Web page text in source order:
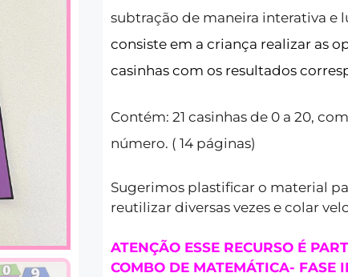
subtração de maneira interativa e
consiste em a criança realizar as
casinhas com os resultados
Contém: 21 casinhas de 0 a 20,
número. ( 14 páginas)
Sugerimos plastificar o material
reutilizar diversas vezes e colar
ATENÇÃO ESSE RECURSO É
COMBO DE MATEMÁTICA- FASE